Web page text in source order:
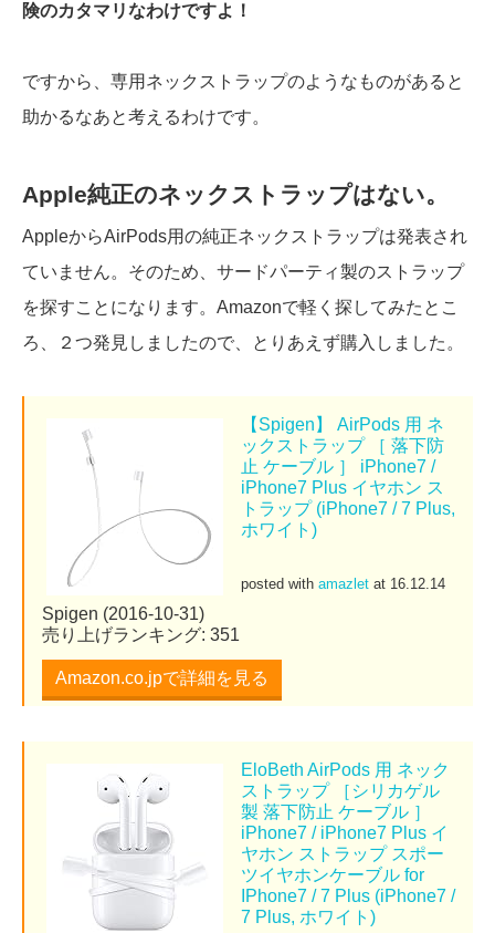
険のカタマリなわけですよ！
ですから、専用ネックストラップのようなものがあると
助かるなあと考えるわけです。
Apple純正のネックストラップはない。
AppleからAirPods用の純正ネックストラップは発表され
ていません。そのため、サードパーティ製のストラップ
を探すことになります。Amazonで軽く探してみたとこ
ろ、２つ発見しましたので、とりあえず購入しました。
【Spigen】 AirPods 用 ネ
ックストラップ ［ 落下防
止 ケーブル ］ iPhone7 /
iPhone7 Plus イヤホン ス
トラップ (iPhone7 / 7 Plus,
ホワイト)
posted with amazlet at 16.12.14
Spigen (2016-10-31)
売り上げランキング: 351
Amazon.co.jpで詳細を見る
EloBeth AirPods 用 ネック
ストラップ ［シリカゲル
製 落下防止 ケーブル ］
iPhone7 / iPhone7 Plus イ
ヤホン ストラップ スポー
ツイヤホンケーブル for
IPhone7 / 7 Plus (iPhone7 /
7 Plus, ホワイト)